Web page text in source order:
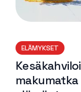
ELÄMYKSET